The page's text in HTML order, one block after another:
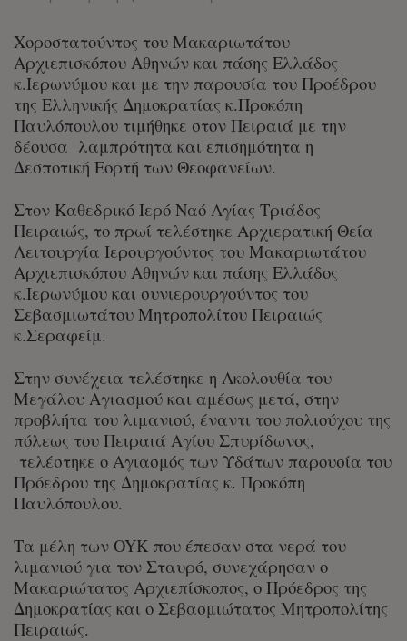
Χοροστατούντος του Μακαριωτάτου
Αρχιεπισκόπου Αθηνών και πάσης Ελλάδος
κ.Ιερωνύμου και με την παρουσία του Προέδρου
της Ελληνικής Δημοκρατίας κ.Προκόπη
Παυλόπουλου τιμήθηκε στον Πειραιά με την
δέουσα λαμπρότητα και επισημότητα η
Δεσποτική Εορτή των Θεοφανείων.
Στον Καθεδρικό Ιερό Ναό Αγίας Τριάδος
Πειραιώς, το πρωί τελέστηκε Αρχιερατική Θεία
Λειτουργία Ιερουργούντος του Μακαριωτάτου
Αρχιεπισκόπου Αθηνών και πάσης Ελλάδος
κ.Ιερωνύμου και συνιερουργούντος του
Σεβασμιωτάτου Μητροπολίτου Πειραιώς
κ.Σεραφείμ.
Στην συνέχεια τελέστηκε η Ακολουθία του
Μεγάλου Αγιασμού και αμέσως μετά, στην
προβλήτα του λιμανιού, έναντι του πολιούχου της
πόλεως του Πειραιά Αγίου Σπυρίδωνος,
τελέστηκε ο Αγιασμός των Υδάτων παρουσία του
Πρόεδρου της Δημοκρατίας κ. Προκόπη
Παυλόπουλου.
Τα μέλη των OYK που έπεσαν στα νερά του
λιμανιού για τον Σταυρό, συνεχάρησαν ο
Μακαριώτατος Αρχιεπίσκοπος, ο Πρόεδρος της
Δημοκρατίας και ο Σεβασμιώτατος Μητροπολίτης
Πειραιώς.